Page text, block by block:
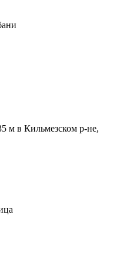
м в Кильмезском р-не,